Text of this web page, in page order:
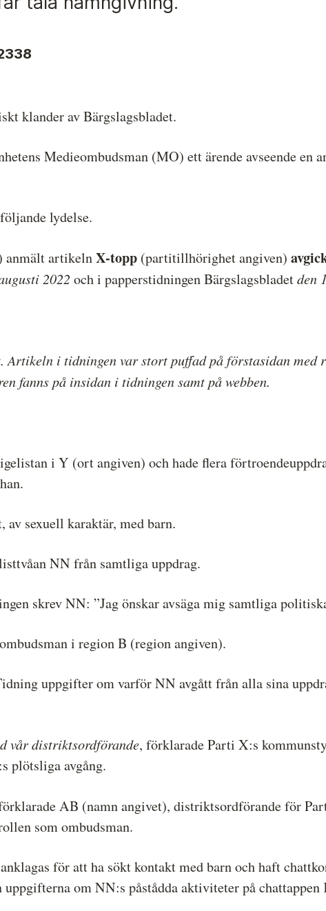
mellan Granskningsnämnden och
8
klander av Bärgslagsbladet.
Medieombudsman (MO) ett ärende avseende en
lydelse.
anmält artikelnX-topp (partitillhörighet angiven)
2022 och i papperstidningen Bärgslagsbladetden
i tidningen var stort puffad på förstasidan med
fanns på insidan i tidningen samt på webben.
i Y (ort angiven) och hade flera
sexuell karaktär, med barn.
NN från samtliga uppdrag.
skrev NN: ”Jag önskar avsäga mig samtliga
i region B (region angiven).
uppgifter om varför NN avgått från alla sina
vår distriktsordförande, förklarade Parti X:s
plötsliga avgång.
AB (namn angivet), distriktsordförande för
som ombudsman.
för att ha sökt kontakt med barn och haft
om NN:s påstådda aktiviteter på